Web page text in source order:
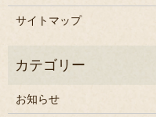
サイトマップ
お知らせ